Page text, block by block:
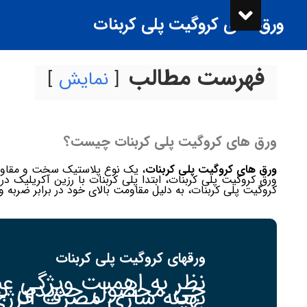
ورق های کروگیت پلی کربنات
فهرست مطالب نمایش
ورق های کروگیت پلی کربنات چیست؟
ورق های کروگیت پلی کربنات، یک نوع پلاستیک سخت و
ورق کروگیت پلی کربنات، ابتدا پلی کربنات با رزین
کروگیت پلی کربنات، به دلیل مقاومت بالای خود در برابر
ورقهای کروگیت پلی کربنات
نظر به اهمیت ویژگی
جی محصول جدیدی به
بهینه سازی مصرف